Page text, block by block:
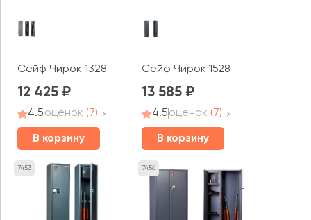
Сейф Чирок 1328
12 425
4.5оценок (7)
В корзину
Сейф Чирок 1528
13 585
4.5оценок (7)
В корзину
7453 7456